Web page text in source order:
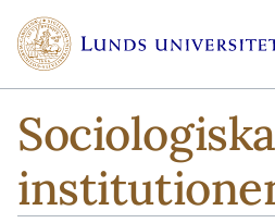
Hoppa till huvudinnehåll
Hoppa till huvudinnehåll
Sociologiska